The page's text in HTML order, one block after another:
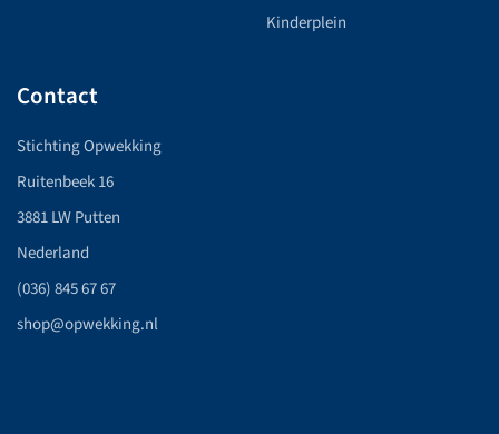
Kinderplein
Contact
Stichting Opwekking
Ruitenbeek 16
3881 LW Putten
Nederland
(036) 845 67 67
shop@opwekking.nl